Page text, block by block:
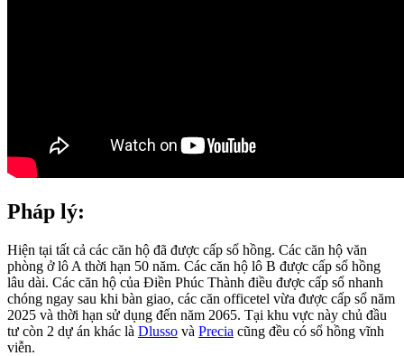
Pháp lý:
Hiện tại tất cả các căn hộ đã được cấp sổ hồng. Các căn hộ văn
phòng ở lô A thời hạn 50 năm. Các căn hộ lô B được cấp sổ hồng
lâu dài. Các căn hộ của Điền Phúc Thành điều được cấp sổ nhanh
chóng ngay sau khi bàn giao, các căn officetel vừa được cấp sổ năm
2025 và thời hạn sử dụng đến năm 2065. Tại khu vực này chủ đầu
tư còn 2 dự án khác là Dlusso và Precia cũng đều có sổ hồng vĩnh
viễn.